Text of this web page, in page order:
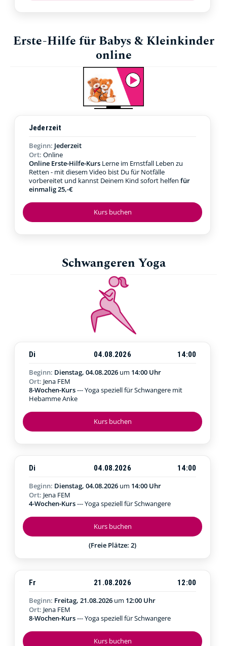
Erste-Hilfe für Babys & Kleinkinder
online
Kurs buchen
Jederzeit
Beginn: Jederzeit
Ort: Online
Online Erste-Hilfe-Kurs Lerne im Ernstfall Leben zu
Retten - mit diesem Video bist Du für Notfälle
vorbereitet und kannst Deinem Kind sofort helfen für
einmalig 25,-€
Schwangeren Yoga
Kurs buchen
Di 04.08.2026
14:00
Beginn: Dienstag, 04.08.2026 um 14:00 Uhr
Ort: Jena FEM
8-Wochen-Kurs--- Yoga speziell für Schwangere mit
Hebamme Anke
Kurs buchen
(Freie Plätze: 2)
Di 04.08.2026
14:00
Beginn: Dienstag, 04.08.2026 um 14:00 Uhr
Ort: Jena FEM
4-Wochen-Kurs--- Yoga speziell für Schwangere
Kurs buchen
Fr 21.08.2026
12:00
Beginn: Freitag, 21.08.2026 um 12:00 Uhr
Ort: Jena FEM
8-Wochen-Kurs--- Yoga speziell für Schwangere